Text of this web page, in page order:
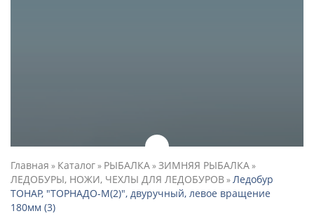
Главная » Каталог» РЫБАЛКА»ЗИМНЯЯ РЫБАЛКА»
ЛЕДОБУРЫ, НОЖИ, ЧЕХЛЫ ДЛЯ ЛЕДОБУРОВ»Ледобур
ТОНАР, "ТОРНАДО-М(2)", двуручный, левое вращение
180мм (3)